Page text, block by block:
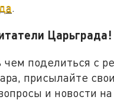
.
Царьграда!
чем поделиться с
присылайте свои
и новости